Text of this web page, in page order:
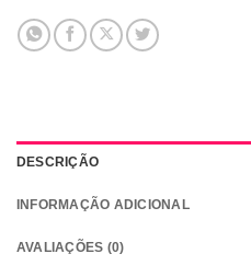
DESCRIÇÃO
INFORMAÇÃO ADICIONAL
AVALIAÇÕES (0)